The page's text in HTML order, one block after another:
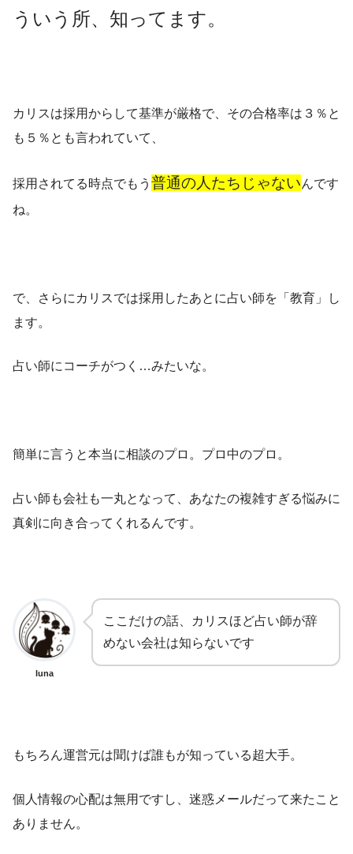
ういう所、知ってます。
カリスは採用からして基準が厳格で、その合格率は３％と
も５％とも言われていて、
採用されてる時点でもう 普通の人たちじゃないんです
ね。
で、さらにカリスでは採用したあとに占い師を「教育」し
ます。
占い師にコーチがつく…みたいな。
簡単に言うと本当に相談のプロ。プロ中のプロ。
占い師も会社も一丸となって、あなたの複雑すぎる悩みに
真剣に向き合ってくれるんです。
luna
ここだけの話、カリスほど占い師が辞
めない会社は知らないです
もちろん運営元は聞けば誰もが知っている超大手。
個人情報の心配は無用ですし、迷惑メールだって来たこと
ありません。